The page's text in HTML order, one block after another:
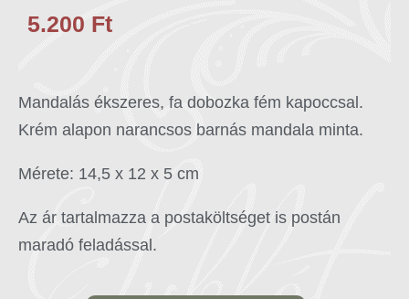
5.200 Ft
Mandalás ékszeres, fa dobozka fém kapoccsal.
Krém alapon narancsos barnás mandala minta.
Mérete: 14,5 x 12 x 5 cm
Az ár tartalmazza a postaköltséget is postán
maradó feladással.